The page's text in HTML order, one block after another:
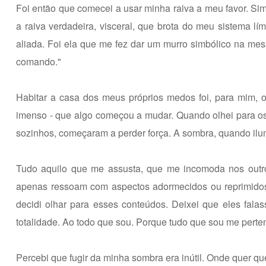
Foi então que comecei a usar minha raiva a meu favor.
a raiva verdadeira, visceral, que brota do meu sistema
aliada. Foi ela que me fez dar um murro simbólico na
comando."
Habitar a casa dos meus próprios medos foi, para
imenso - que algo começou a mudar. Quando olhei para
sozinhos, começaram a perder força. A sombra, quando
Tudo aquilo que me assusta, que me incomoda nos
apenas ressoam com aspectos adormecidos ou
decidi olhar para esses conteúdos. Deixei que eles
totalidade. Ao todo que sou. Porque tudo que sou me
Percebi que fugir da minha sombra era inútil. Onde quer